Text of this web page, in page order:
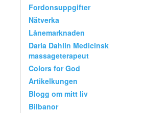
Fordonsuppgifter
Nätverka
Lånemarknaden
Daria Dahlin Medicinsk
massageterapeut
Colors for God
Artikelkungen
Blogg om mitt liv
Bilbanor